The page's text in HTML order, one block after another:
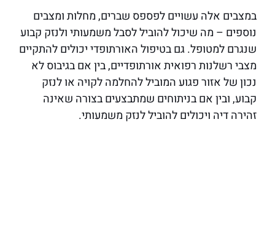
במצבים אלה עשויים לפספס שברים, מחלות ומצבים
נוספים – מה שיכול להוביל לסבל משמעותי ולנזק קבוע
שנגרם למטופל. גם בטיפול האורתופדי יכולים להתקיים
מצבי רשלנות רפואית אורתופדיים, בין אם בגיבוס לא
נכון של אזור פגוע המוביל להחלמה לקויה או לנזק
קבוע, ובין אם בניתוחים שמתבצעים בצורה שאינה
זהירה דיה ויכולים להוביל לנזק משמעותי.